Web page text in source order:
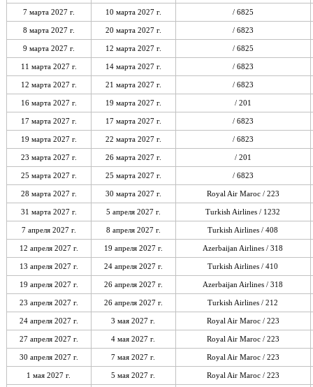
7 марта 2027 г. 10 марта 2027 г. / 6825
8 марта 2027 г. 20 марта 2027 г. / 6823
9 марта 2027 г. 12 марта 2027 г. / 6825
11 марта 2027 г. 14 марта 2027 г. / 6823
12 марта 2027 г. 21 марта 2027 г. / 6823
16 марта 2027 г. 19 марта 2027 г. / 201
17 марта 2027 г. 17 марта 2027 г. / 6823
19 марта 2027 г. 22 марта 2027 г. / 6823
23 марта 2027 г. 26 марта 2027 г. / 201
25 марта 2027 г. 25 марта 2027 г. / 6823
28 марта 2027 г. 30 марта 2027 г. Royal Air Maroc / 223
31 марта 2027 г. 5 апреля 2027 г. Turkish Airlines / 1232
7 апреля 2027 г. 8 апреля 2027 г. Turkish Airlines / 408
12 апреля 2027 г. 19 апреля 2027 г. Azerbaijan Airlines / 318
13 апреля 2027 г. 24 апреля 2027 г. Turkish Airlines / 410
19 апреля 2027 г. 26 апреля 2027 г. Azerbaijan Airlines / 318
23 апреля 2027 г. 26 апреля 2027 г. Turkish Airlines / 212
24 апреля 2027 г. 3 мая 2027 г. Royal Air Maroc / 223
27 апреля 2027 г. 4 мая 2027 г. Royal Air Maroc / 223
30 апреля 2027 г. 7 мая 2027 г. Royal Air Maroc / 223
1 мая 2027 г. 5 мая 2027 г. Royal Air Maroc / 223